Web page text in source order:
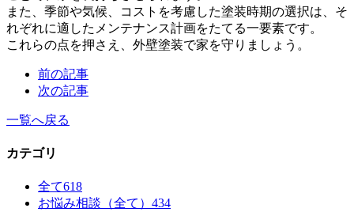
また、季節や気候、コストを考慮した塗装時期の選択は、そ
れぞれに適したメンテナンス計画をたてる一要素です。
これらの点を押さえ、外壁塗装で家を守りましょう。
前の記事
次の記事
一覧へ戻る
カテゴリ
全て618
お悩み相談（全て） 434